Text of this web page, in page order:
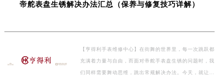
帝舵表盘生锈解决办法汇总（保养与修复技巧详解）
【亨得利手表维修中心】在街舞的世界里，每一次跳跃都
充满着力量与自由，而面对帝舵手表盘生锈的问题时，我
们同样需要舞动思维，跳出常规解决办法。今天，就让我